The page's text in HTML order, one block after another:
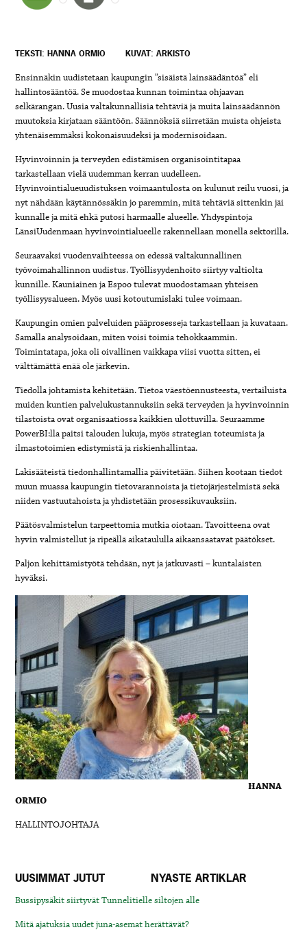
TEKSTI: HANNA ORMIO KUVAT: ARKISTO
Ensinnäkin uudistetaan kaupungin ”sisäistä lainsäädäntöä” eli
hallintosääntöä. Se muodostaa kunnan toimintaa ohjaavan
selkärangan. Uusia valtakunnallisia tehtäviä ja muita lainsäädännön
muutoksia kirjataan sääntöön. Säännöksiä siirretään muista ohjeista
yhtenäisemmäksi kokonaisuudeksi ja modernisoidaan.
Hyvinvoinnin ja terveyden edistämisen organisointitapaa
tarkastellaan vielä uudemman kerran uudelleen.
Hyvinvointialueuudistuksen voimaantulosta on kulunut reilu vuosi, ja
nyt nähdään käytännössäkin jo paremmin, mitä tehtäviä sittenkin jäi
kunnalle ja mitä ehkä putosi harmaalle alueelle. Yhdyspintoja
LänsiUudenmaan hyvinvointialueelle rakennellaan monella sektorilla.
Seuraavaksi vuodenvaihteessa on edessä valtakunnallinen
työvoimahallinnon uudistus. Työllisyydenhoito siirtyy valtiolta
kunnille. Kauniainen ja Espoo tulevat muodostamaan yhteisen
työllisyysalueen. Myös uusi kotoutumislaki tulee voimaan.
Kaupungin omien palveluiden pääprosesseja tarkastellaan ja kuvataan.
Samalla analysoidaan, miten voisi toimia tehokkaammin.
Toimintatapa, joka oli oivallinen vaikkapa viisi vuotta sitten, ei
välttämättä enää ole järkevin.
Tiedolla johtamista kehitetään. Tietoa väestöennusteesta, vertailuista
muiden kuntien palvelukustannuksiin sekä terveyden ja hyvinvoinnin
tilastoista ovat organisaatiossa kaikkien ulottuvilla. Seuraamme
PowerBI:lla paitsi talouden lukuja, myös strategian toteumista ja
ilmastotoimien edistymistä ja riskienhallintaa.
Lakisääteistä tiedonhallintamallia päivitetään. Siihen kootaan tiedot
muun muassa kaupungin tietovarannoista ja tietojärjestelmistä sekä
niiden vastuutahoista ja yhdistetään prosessikuvauksiin.
Päätösvalmistelun tarpeettomia mutkia oiotaan. Tavoitteena ovat
hyvin valmistellut ja ripeällä aikataululla aikaansaatavat päätökset.
Paljon kehittämistyötä tehdään, nyt ja jatkuvasti – kuntalaisten
hyväksi.
HANNA
ORMIO
HALLINTOJOHTAJA
UUSIMMAT JUTUT NYASTE ARTIKLAR
Bussipysäkit siirtyvät Tunnelitielle siltojen alle
Mitä ajatuksia uudet juna-asemat herättävät?